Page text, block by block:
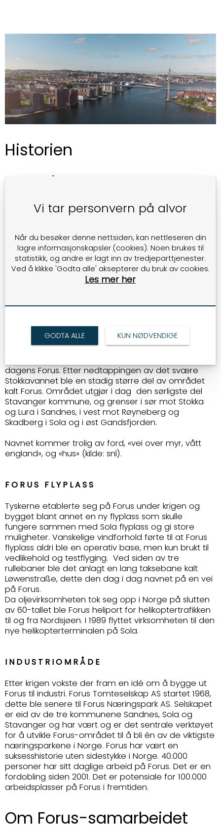
Historien
En gang var Forus et grunt, stort vann på 4000 mål;
over 100 år siden ble vannet tappet ut for å gi rom
for dyrket mark. Det store, grunne vannet ble tappet
ut i Hafrsfjord gjennom håndgravde kanaler.
Tappingen startet i 1908 og tok fem år.
Les hele den fantastiske historien her
stokkavatnet-forus/
NAVNET OG OMRÅDET
dagens Forus. Etter nedtappingen av det svære
Stokkavannet ble en stadig større del av området
kalt Forus. Området utgjør i dag den sørligste del
Stavanger kommune, og grenser i sør mot Stokka
og Lura i Sandnes, i vest mot Røyneberg og
Skadberg i Sola og i øst Gandsfjorden.
Navnet kommer trolig av ford, «vei over myr, vått
england», og «hus» (kilde: snl).
FORUS FLYPLASS
Tyskerne etablerte seg på Forus under krigen og
bygget blant annet en ny flyplass som skulle
fungere sammen med Sola flyplass og gi store
muligheter. Vanskelige vindforhold førte til at Forus
flyplass aldri ble en operativ base, men kun brukt til
vedlikehold og testflyging. Ved siden av tre
rullebaner ble det anlagt en lang taksebane kalt
Løwenstraße, dette den dag i dag navnet på en vei
på Forus.
Da oljevirksomheten tok seg opp i Norge på slutten
av 60-tallet ble Forus heliport for helikoptertrafikken
til og fra Nordsjøen. I 1989 flyttet virksomheten til den
nye helikopterterminalen på Sola.
INDUSTRIOMRÅDE
Etter krigen vokste der fram en idé om å bygge ut
Forus til industri. Forus Tomteselskap AS startet 1968,
dette ble senere til Forus Næringspark AS. Selskapet
er eid av de tre kommunene Sandnes, Sola og
Stavanger og har vært og er det sentrale verktøyet
for å utvikle Forus-området til å bli én av de viktigste
næringsparkene i Norge. Forus har vært en
suksesshistorie uten sidestykke i Norge. 40.000
personer har sitt daglige arbeid på Forus. Det er en
fordobling siden 2001. Det er potensiale for 100.000
arbeidsplasser på Forus i fremtiden.
Om Forus-samarbeidet
Vi tar personvern på alvor
Når du besøker denne nettsiden, kan nettleseren din
lagre informasjonskapsler (cookies). Noen brukes til
statistikk, og andre er lagt inn av tredjeparttjenester.
Ved å klikke 'Godta alle' aksepterer du bruk av cookies.
Les mer her
GODTA ALLE KUN NØDVENDIGE